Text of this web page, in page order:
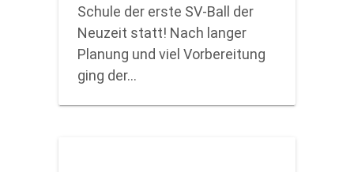
Schule der erste SV-Ball der
Neuzeit statt! Nach langer
Planung und viel Vorbereitung
ging der…